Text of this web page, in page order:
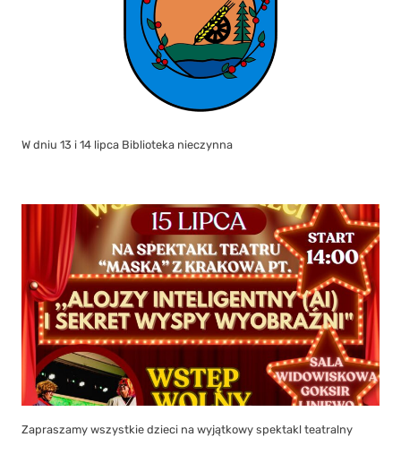
W dniu 13 i 14 lipca Biblioteka nieczynna
Zapraszamy wszystkie dzieci na wyjątkowy spektakl teatralny